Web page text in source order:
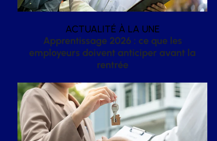
ACTUALITÉ À LA UNE
Apprentissage 2026 : ce que les
employeurs doivent anticiper avant la
rentrée